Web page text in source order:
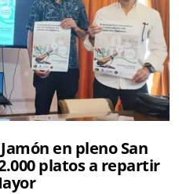
en pleno San
platos a repartir